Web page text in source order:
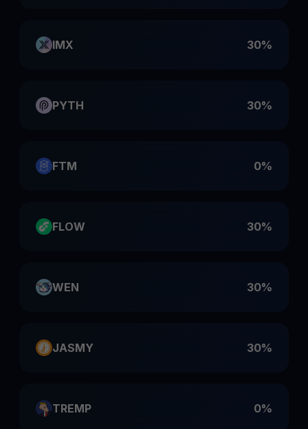
IMX 30%
PYTH 30%
FTM 0%
FLOW 30%
WEN 30%
JASMY 30%
TREMP 0%